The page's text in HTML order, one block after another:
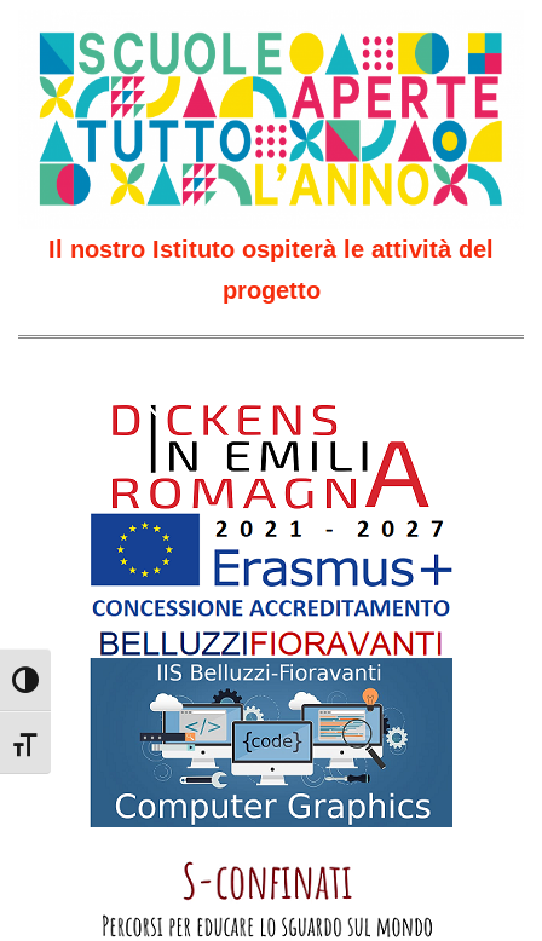
Attiva/disattiva alto contrasto
Attiva/disattiva dimensione testo
Il nostro Istituto ospiterà le attività del
progetto